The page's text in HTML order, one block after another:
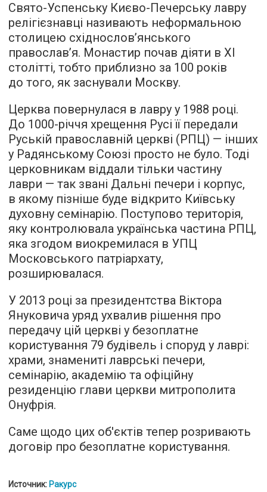
Свято-Успенську Києво-Печерську лавру
релігієзнавці називають неформальною
столицею східнослов’янського
православ’я. Монастир почав діяти в ХІ
столітті, тобто приблизно за 100 років
до того, як заснували Москву.
Церква повернулася в лавру у 1988 році.
До 1000-річчя хрещення Русі її передали
Руській православній церкві (РПЦ) — інших
у Радянському Союзі просто не було. Тоді
церковникам віддали тільки частину
лаври — так звані Дальні печери і корпус,
в якому пізніше буде відкрито Київську
духовну семінарію. Поступово територія,
яку контролювала українська частина РПЦ,
яка згодом виокремилася в УПЦ
Московського патріархату,
розширювалася.
У 2013 році за президентства Віктора
Януковича уряд ухвалив рішення про
передачу цій церкві у безоплатне
користування 79 будівель і споруд у лаврі:
храми, знамениті лаврські печери,
семінарію, академію та офіційну
резиденцію глави церкви митрополита
Онуфрія.
Саме щодо цих об'єктів тепер розривають
договір про безоплатне користування.
Источник: Ракурс